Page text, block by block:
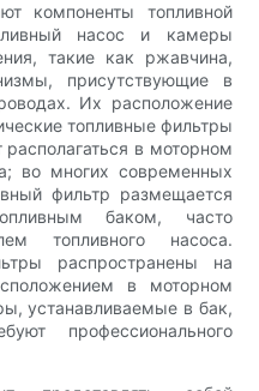
компоненты топливной
насос и камеры
такие как ржавчина,
присутствующие в
Их расположение
топливные фильтры
в моторном
во многих современных
фильтр размещается
баком, часто
топливного насоса.
распространены на
в моторном
устанавливаемые в бак,
профессионального